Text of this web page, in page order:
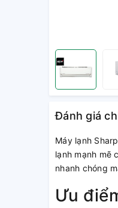
Đánh giá
Máy lạnh
lạnh mạnh mẽ
nhanh chóng
Ưu